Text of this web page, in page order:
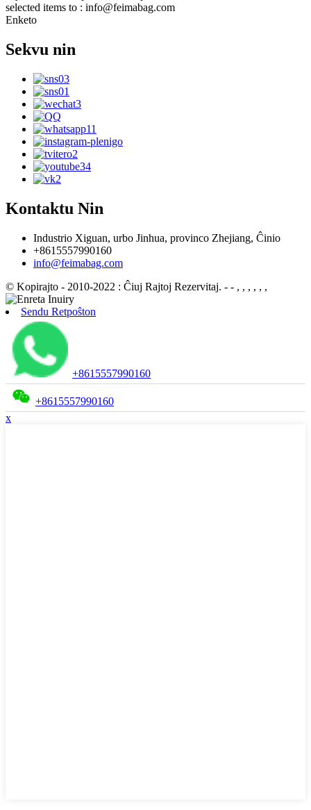
selected items to : info@feimabag.com
Enketo
Sekvu nin
Kontaktu Nin
Industrio Xiguan, urbo Jinhua, provinco Zhejiang, Ĉinio
+8615557990160
info@feimabag.com
© Kopirajto - 2010-2022 : Ĉiuj Rajtoj Rezervitaj. - - , , , , , ,
Sendu Retpoŝton
+8615557990160
+8615557990160
x